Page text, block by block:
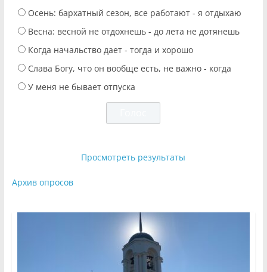
Осень: бархатный сезон, все работают - я отдыхаю
Весна: весной не отдохнешь - до лета не дотянешь
Когда начальство дает - тогда и хорошо
Слава Богу, что он вообще есть, не важно - когда
У меня не бывает отпуска
Просмотреть результаты
Архив опросов